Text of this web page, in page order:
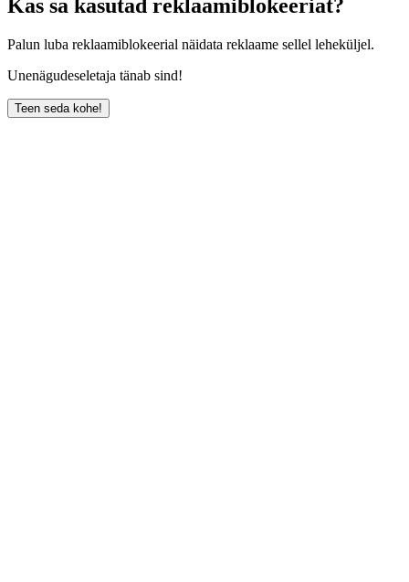
Kas sa kasutad reklaamiblokeeriat?
Palun luba reklaamiblokeerial näidata reklaame sellel leheküljel.
Unenägudeseletaja tänab sind!
Teen seda kohe!